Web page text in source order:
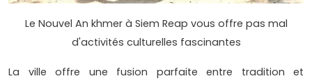
Le Nouvel An khmer à Siem Reap vous offre pas mal
d'activités culturelles fascinantes
La ville offre une fusion parfaite entre tradition et